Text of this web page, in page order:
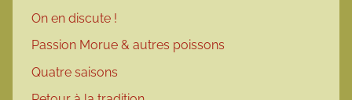
On en discute !
Passion Morue & autres poissons
Quatre saisons